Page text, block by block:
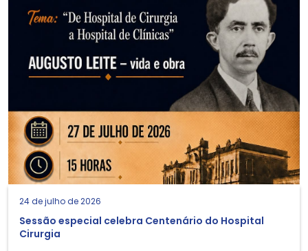
24 de julho de 2026
Sessão especial celebra Centenário do Hospital
Cirurgia